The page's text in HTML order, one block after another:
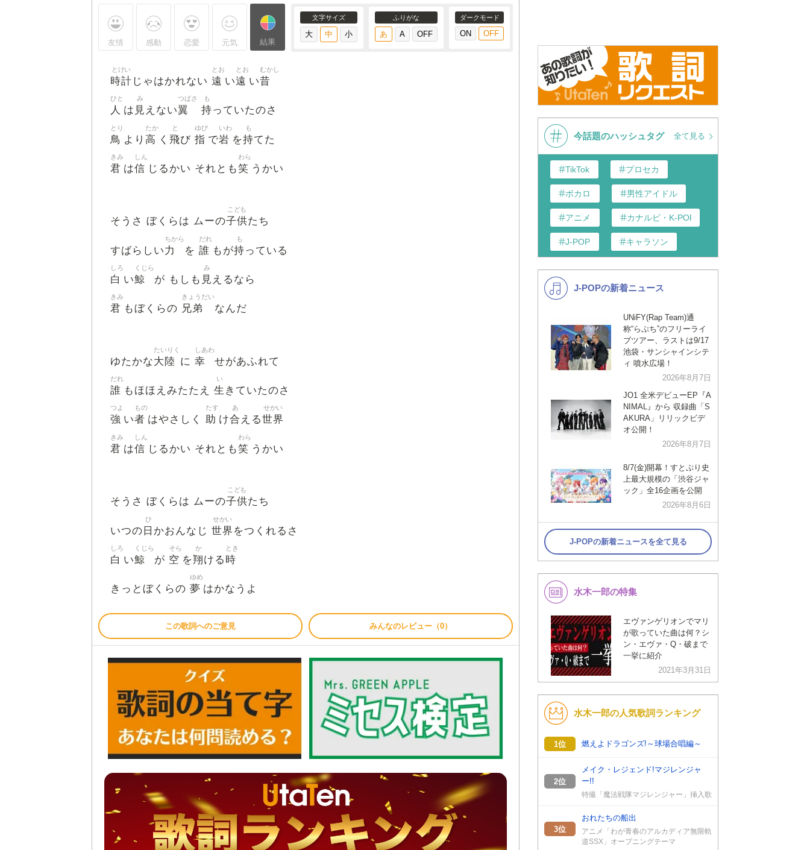
友情 感動 恋愛 元気 結果
文字サイズ ふりがな ダークモード
時計
とけい
じゃはかれない 遠
とお
い遠
とお
い昔
むかし
人
ひと
は 見
み
えない翼
つばさ
持
も
っていたのさ
鳥
とり
より 高
たか
く 飛
と
び 指
ゆび
で岩
いわ
を持
も
てた
君
きみ
は信
しん
じるかい それとも笑
わら
うかい
そうさ ぼくらは ムーの子供
こども
たち
すばらしい力
ちから
を 誰
だれ
もが持
も
っている
白
しろ
い鯨
くじら
が もしも 見
み
えるなら
君
きみ
もぼくらの 兄弟
きょうだい
なんだ
ゆたかな大陸
たいりく
に 幸
しあわ
せがあふれて
誰
だれ
もほほえみたたえ 生
い
きていたのさ
強
つよ
い者
もの
はやさしく 助
たす
け合
あ
える世界
せかい
君
きみ
は信
しん
じるかい それとも笑
わら
うかい
そうさ ぼくらは ムーの子供
こども
たち
いつの 日
ひ
かおんなじ 世界
せかい
をつくれるさ
白
しろ
い鯨
くじら
が 空
そら
を翔
か
ける 時
とき
きっとぼくらの 夢
ゆめ
はかなうよ
この歌詞へのご意見 みんなのレビュー（0）
今話題のハッシュタグ 全て見る
TikTok プロセカ
ボカロ 男性アイドル
アニメ カナルビ・K-POP和訳
J-POP キャラソン
K-POP 洋楽
演歌・歌謡
VTuber ジャニーズ
J-POPの新着ニュース
UNiFY(Rap Team)通
称“らぷち”のフリーライ
ブツアー、ラストは9/17
池袋・サンシャインシテ
ィ 噴水広場！
2026年8月7日
JO1 全米デビューEP『A
NIMAL』から 収録曲「S
AKURA」リリックビデ
オ公開！
2026年8月7日
8/7(金)開幕！すとぷり史
上最大規模の「渋谷ジャ
ック」全16企画を公開
2026年8月6日
J-POPの新着ニュースを全て見る
水木一郎の特集
エヴァンゲリオンでマリ
が歌っていた曲は何？シ
ン・エヴァ・Q・破まで
一挙に紹介
2021年3月31日
水木一郎の人気歌詞ランキング
1位 燃えよドラゴンズ!～球場合唱編～
2位
メイク・レジェンド!マジレンジャ
ー!!
特撮「魔法戦隊マジレンジャー」挿入歌
3位
おれたちの船出
アニメ「わが青春のアルカディア無限軌
道SSX」オープニングテーマ